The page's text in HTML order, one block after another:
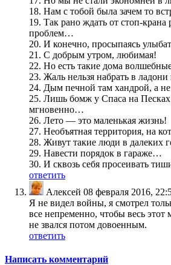
18. Нам с тобой была зачем то
19. Так рано ждать от стоп-крана
проблем…
20. И конечно, просыпаясь
21. С добрым утром, любимая!
22. Но есть такие дома
23. Жаль нельзя набрать в
24. Дым печной там хандрой, а
25. Лишь бомж у Спаса на
мгновенно…
26. Лето — это маленькая жизнь!
27. Необъятная территория, на
28. Живут такие люди в далеких
29. Навести порядок в гараже…
30. И сквозь себя просеивать
ответить
Алексей 08 февраля 2016,
Я не видел войны, я смотрел
все непременно, чтобы весь этот
не звался потом довоенным.
ответить
Написать комментарий